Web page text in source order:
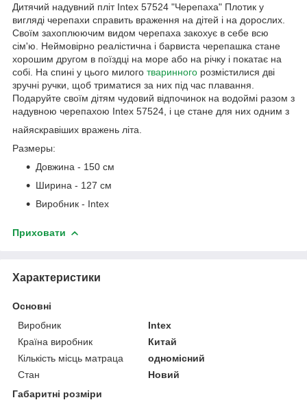
Дитячий надувний пліт Intex 57524 "Черепаха" Плотик у
вигляді черепахи справить враження на дітей і на дорослих.
Своїм захоплюючим видом черепаха закохує в себе всю
сім'ю. Неймовірно реалістична і барвиста черепашка стане
хорошим другом в поїздці на море або на річку і покатає на
собі. На спині у цього милого тваринного розмістилися дві
зручні ручки, щоб триматися за них під час плавання.
Подаруйте своїм дітям чудовий відпочинок на водоймі разом з
надувною черепахою Intex 57524, і це стане для них одним з
найяскравіших вражень літа.
Размеры:
Довжина - 150 см
Ширина - 127 см
Виробник - Intex
Приховати
Характеристики
Основні
Виробник
Intex
Країна виробник
Китай
Кількість місць матраца
одномісний
Стан
Новий
Габаритні розміри